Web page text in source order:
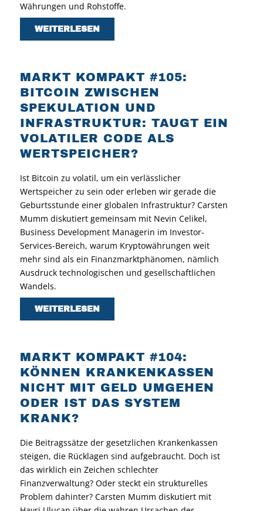
Währungen und Rohstoffe.
WEITERLESEN
MARKT KOMPAKT #105:
BITCOIN ZWISCHEN
SPEKULATION UND
INFRASTRUKTUR: TAUGT EIN
VOLATILER CODE ALS
WERTSPEICHER?
Ist Bitcoin zu volatil, um ein verlässlicher
Wertspeicher zu sein oder erleben wir gerade die
Geburtsstunde einer globalen Infrastruktur? Carsten
Mumm diskutiert gemeinsam mit Nevin Celikel,
Business Development Managerin im Investor-
Services-Bereich, warum Kryptowährungen weit
mehr sind als ein Finanzmarktphänomen, nämlich
Ausdruck technologischen und gesellschaftlichen
Wandels.
WEITERLESEN
MARKT KOMPAKT #104:
KÖNNEN KRANKENKASSEN
NICHT MIT GELD UMGEHEN
ODER IST DAS SYSTEM
KRANK?
Die Beitragssätze der gesetzlichen Krankenkassen
steigen, die Rücklagen sind aufgebraucht. Doch ist
das wirklich ein Zeichen schlechter
Finanzverwaltung? Oder steckt ein strukturelles
Problem dahinter? Carsten Mumm diskutiert mit